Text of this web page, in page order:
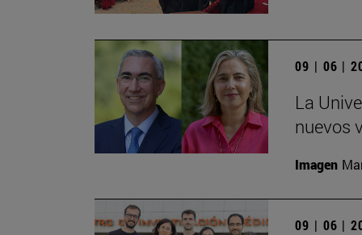
09 | 06 |
La
nuevos
Imagen
09 | 06 |